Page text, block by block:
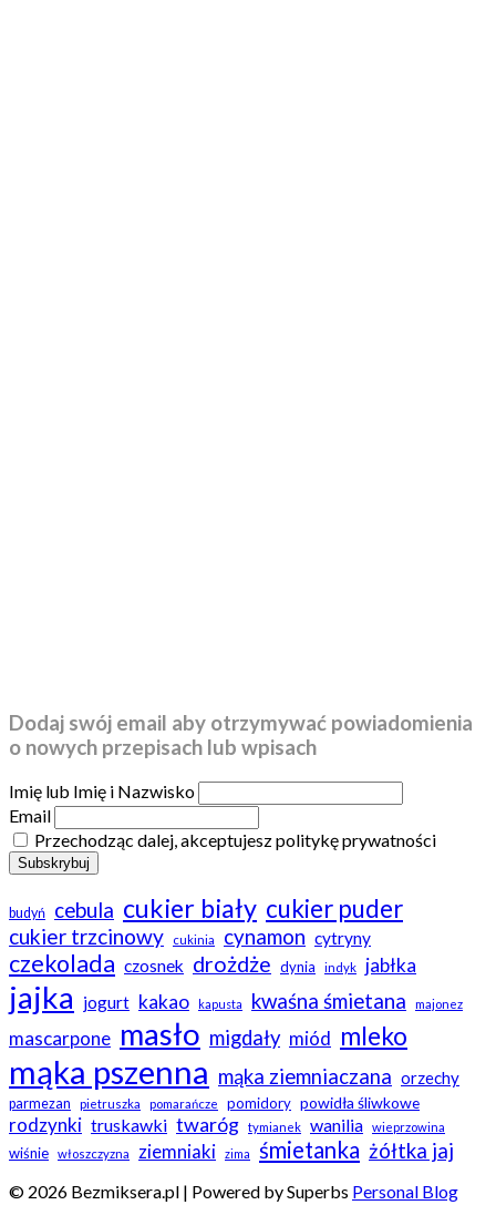
Dodaj swój email aby otrzymywać powiadomienia
o nowych przepisach lub wpisach
Imię lub Imię i Nazwisko
Email
Przechodząc dalej, akceptujesz politykę prywatności
budyń cebula cukier biały cukier puder
cukier trzcinowy cukinia cynamon cytryny
czekolada czosnek drożdże dynia indyk jabłka
jajka jogurt kakao kapusta kwaśna śmietana majonez
mascarpone masło migdały miód mleko
mąka pszenna mąka ziemniaczana orzechy
parmezan pietruszka pomarańcze pomidory powidła śliwkowe
rodzynki truskawki twaróg tymianek wanilia wieprzowina
wiśnie włoszczyzna ziemniaki zima śmietanka żółtka jaj
© 2026 Bezmiksera.pl | Powered by Superbs Personal Blog